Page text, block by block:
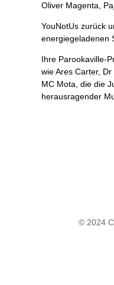
Oliver Magenta,
YouNotUs zurück
energiegeladenen
Ihre Parookaville-
wie Ares Carter,
MC Mota, die die
herausragender
© 2024